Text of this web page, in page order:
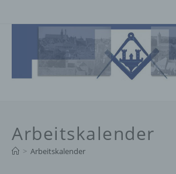
Inhalt
Arbeitskalender
> Arbeitskalender